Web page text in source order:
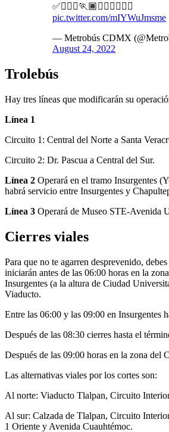
✅🏃🏻‍♀️🏃🏾🏃🏽‍♀️🏃🏽‍♂️
pic.twitter.com/mIYWuJmsme
— Metrobús CDMX
August 24, 2022
Trolebús
Hay tres líneas que modificarán su
Línea 1
Circuito 1: Central del Norte a Santa
Circuito 2: Dr. Pascua a Central del Sur.
Línea 2 Operará en el tramo Insurgentes
habrá servicio entre Insurgentes y
Línea 3 Operará de Museo STE-Avenida
Cierres viales
Para que no te agarren desprevenido,
iniciarán antes de las 06:00 horas en la
Insurgentes (a la altura de Ciudad
Viaducto.
Entre las 06:00 y las 09:00 en Insurgentes
Después de las 08:30 cierres hasta el
Después de las 09:00 horas en la zona del
Las alternativas viales por los cortes son:
Al norte: Viaducto Tlalpan, Circuito
Al sur: Calzada de Tlalpan, Circuito
1 Oriente y Avenida Cuauhtémoc.